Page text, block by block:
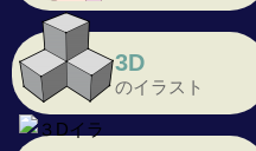
3D
のイラスト